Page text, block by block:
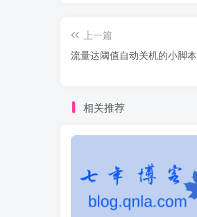
上一篇
流量达阈值自动关机的小脚本
相关推荐